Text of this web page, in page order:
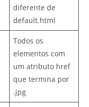
diferente de
default.html
Todos os
elementos com
um atributo href
que termina por
.jpg